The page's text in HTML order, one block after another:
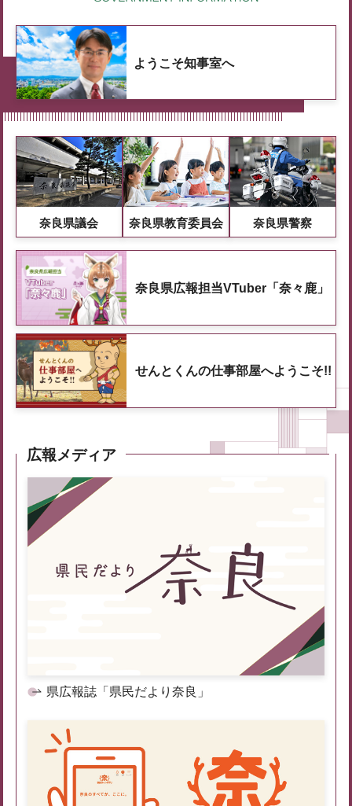
ようこそ知事室へ
奈良県議会 奈良県教育委員会 奈良県警察
奈良県広報担当VTuber「奈々鹿」
せんとくんの仕事部屋へようこそ!!
広報メディア
県広報誌「県民だより奈良」